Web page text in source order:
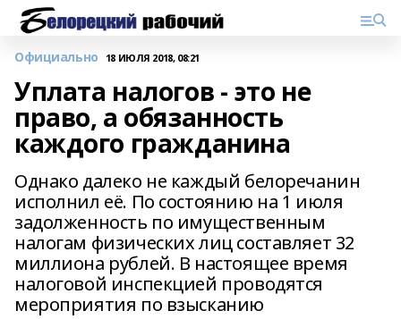
Официально 18 ИЮЛЯ 2018, 08:21
Уплата налогов - это не
право, а обязанность
каждого гражданина
Однако далеко не каждый белоречанин
исполнил её. По состоянию на 1 июля
задолженность по имущественным
налогам физических лиц составляет 32
миллиона рублей. В настоящее время
налоговой инспекцией проводятся
мероприятия по взысканию